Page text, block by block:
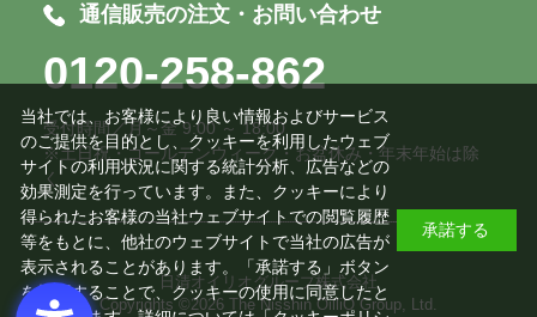
通信販売の注文・お問い合わせ
0120-258-862
受付時間／月～金 9:00 ～ 18:00
※土日祝・ゴールデンウィーク・お盆休み・年末年始は除
く
日清オイリオグループ株式会社
Copyrights ©2026 The Nisshin OilliO Group, Ltd.
当社では、お客様により良い情報およびサービス
のご提供を目的とし、クッキーを利用したウェブ
サイトの利用状況に関する統計分析、広告などの
効果測定を行っています。また、クッキーにより
得られたお客様の当社ウェブサイトでの閲覧履歴
等をもとに、他社のウェブサイトで当社の広告が
表示されることがあります。「承諾する」ボタン
を押下することで、クッキーの使用に同意したと
承諾する